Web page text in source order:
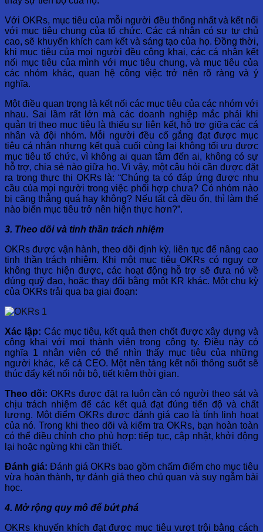
Với OKRs, mục tiêu của mỗi người đều thống nhất và kết nối
với mục tiêu chung của tổ chức. Các cá nhân có sự tự chủ
cao, sẽ khuyến khích cam kết và sáng tạo của họ. Đồng thời,
khi mục tiêu của mọi người đều công khai, các cá nhân kết
nối mục tiêu của mình với mục tiêu chung, và mục tiêu của
các nhóm khác, quan hệ công việc trở nên rõ ràng và ý
nghĩa.
Một điều quan trọng là kết nối các mục tiêu của các nhóm với
nhau. Sai lầm rất lớn mà các doanh nghiệp mắc phải khi
quản trị theo mục tiêu là thiếu sự liên kết, hỗ trợ giữa các cá
nhân và đội nhóm. Mỗi người đều cố gắng đạt được mục
tiêu cá nhân nhưng kết quả cuối cùng lại không tối ưu được
mục tiêu tổ chức, vì không ai quan tâm đến ai, không có sự
hỗ trợ, chia sẻ nào giữa họ. Vì vậy, một câu hỏi cần được đặt
ra trong thực thi OKRs là: “Chúng ta có đáp ứng được nhu
cầu của mọi người trong việc phối hợp chưa? Có nhóm nào
bị căng thẳng quá hay không? Nếu tất cả đều ổn, thì làm thế
nào biến mục tiêu trở nên hiện thực hơn?”.
3. Theo dõi và tinh thần trách nhiệm
OKRs được vận hành, theo dõi định kỳ, liên tục để nâng cao
tinh thần trách nhiệm. Khi một mục tiêu OKRs có nguy cơ
không thực hiện được, các hoạt động hỗ trợ sẽ đưa nó về
đúng quỹ đạo, hoặc thay đổi bằng một KR khác. Một chu kỳ
của OKRs trải qua ba giai đoạn:
Xác lập: Các mục tiêu, kết quả then chốt được xây dựng và
công khai với mọi thành viên trong công ty. Điều này có
nghĩa 1 nhân viên có thể nhìn thấy mục tiêu của những
người khác, kể cả CEO. Một nền tảng kết nối thông suốt sẽ
thúc đẩy kết nối nội bộ, tiết kiệm thời gian.
Theo dõi: OKRs được đặt ra luôn cần có người theo sát và
chịu trách nhiệm để các kết quả đạt đúng tiến độ và chất
lượng. Một điểm OKRs được đánh giá cao là tính linh hoạt
của nó. Trong khi theo dõi và kiểm tra OKRs, bạn hoàn toàn
có thể điều chỉnh cho phù hợp: tiếp tục, cập nhật, khởi động
lại hoặc ngừng khi cần thiết.
Đánh giá: Đánh giá OKRs bao gồm chấm điểm cho mục tiêu
vừa hoàn thành, tự đánh giá theo chủ quan và suy ngẫm bài
học.
4. Mở rộng quy mô để bứt phá
OKRs khuyến khích đạt được mục tiêu vượt trội bằng cách